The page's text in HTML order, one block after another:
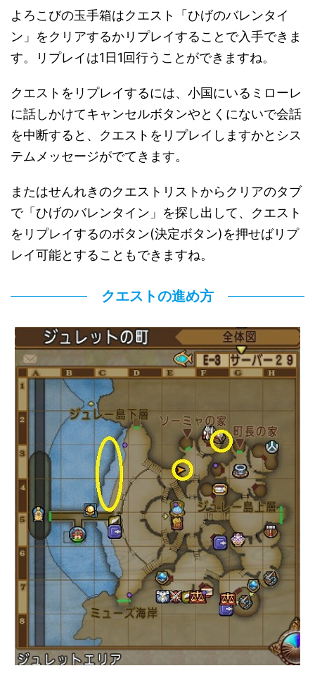
よろこびの玉手箱はクエスト「ひげのバレンタイ
ン」をクリアするかリプレイすることで入手できま
す。リプレイは1日1回行うことができますね。
クエストをリプレイするには、小国にいるミローレ
に話しかけてキャンセルボタンやとくにないで会話
を中断すると、クエストをリプレイしますかとシス
テムメッセージがでてきます。
またはせんれきのクエストリストからクリアのタブ
で「ひげのバレンタイン」を探し出して、クエスト
をリプレイするのボタン(決定ボタン)を押せばリプ
レイ可能とすることもできますね。
クエストの進め方